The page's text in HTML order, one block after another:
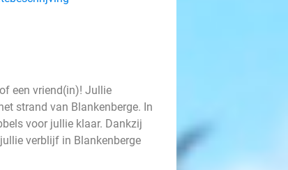
een vriend(in)! Jullie
strand van Blankenberge. In
voor jullie klaar. Dankzij
verblijf in Blankenberge